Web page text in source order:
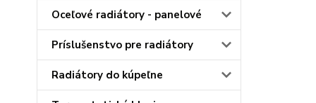
Oceľové radiátory - panelové
Príslušenstvo pre radiátory
Radiátory do kúpeľne